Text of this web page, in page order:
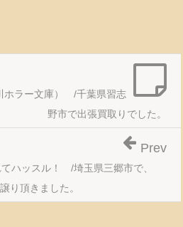
ホラー文庫） /千葉県習志
野市で出張買取りでした。
ハッスル！ /埼玉県三郷市で、
り頂きました。
Prev